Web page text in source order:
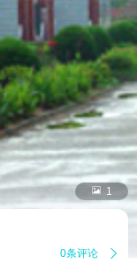
 1
0条评论 